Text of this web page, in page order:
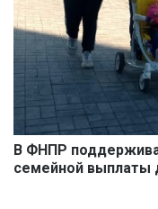
В ФНПР
семейной выплаты